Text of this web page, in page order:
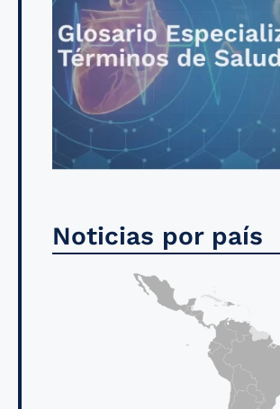
Noticias por país